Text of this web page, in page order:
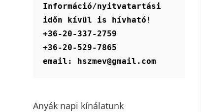
Információ/nyitvatartási
időn kívül is hívható!
+36-20-337-2759
+36-20-529-7865
email: hszmev@gmail.com
Anyák napi kínálatunk